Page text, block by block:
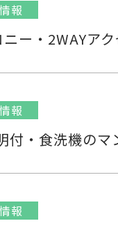
報
ー・2WAYア
報
付・食洗機のマ
報